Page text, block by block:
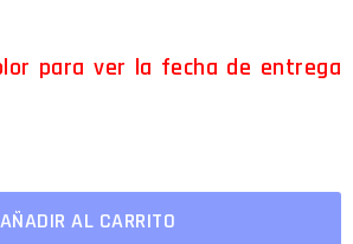
para ver la fecha de entrega
AÑADIR AL CARRITO